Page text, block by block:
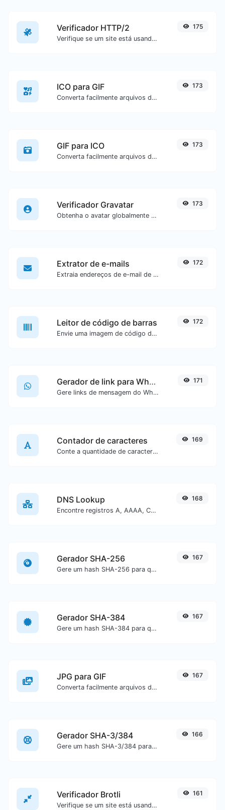
Verificador HTTP/2
Verifique se um site está usando o novo protocolo HTTP/2 ou não.
175
ICO para GIF
Converta facilmente arquivos de imagem ICO para GIF.
173
GIF para ICO
Converta facilmente arquivos de imagem GIF para ICO.
173
Verificador Gravatar
Obtenha o avatar globalmente reconhecido do gravatar.com para qualquer e-mail.
173
Extrator de e-mails
Extraia endereços de e-mail de qualquer tipo de conteúdo textual.
172
Leitor de código de barras
Envie uma imagem de código de barras e extraia os dados contidos nela.
172
Gerador de link para WhatsApp
Gere links de mensagem do WhatsApp com facilidade.
171
Contador de caracteres
Conte a quantidade de caracteres e palavras de um texto específico.
169
DNS Lookup
Encontre registros A, AAAA, CNAME, MX, NS, TXT, SOA de um host.
168
Gerador SHA-256
Gere um hash SHA-256 para qualquer entrada de texto.
167
Gerador SHA-384
Gere um hash SHA-384 para qualquer entrada de texto.
167
JPG para GIF
Converta facilmente arquivos de imagem JPG para GIF.
167
Gerador SHA-3/384
Gere um hash SHA-3/384 para qualquer entrada de texto.
166
Verificador Brotli
Verifique se um site está usando o algoritmo de compactação Brotli ou não.
161